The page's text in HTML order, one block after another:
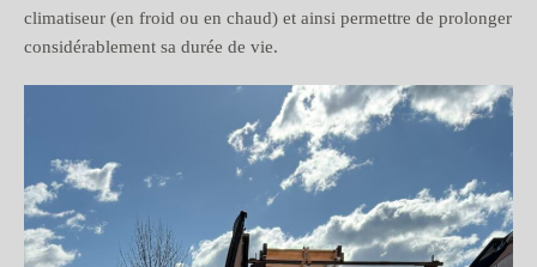
climatiseur (en froid ou en chaud) et ainsi permettre de prolonger
considérablement sa durée de vie.